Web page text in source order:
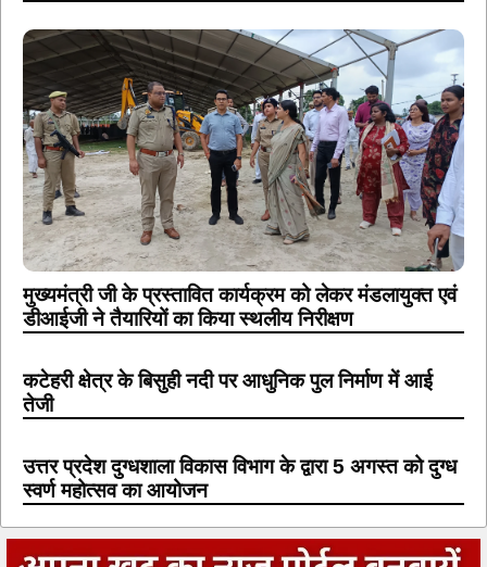
मुख्यमंत्री जी के प्रस्तावित कार्यक्रम को लेकर मंडलायुक्त एवं
डीआईजी ने तैयारियों का किया स्थलीय निरीक्षण
कटेहरी क्षेत्र के बिसुही नदी पर आधुनिक पुल निर्माण में आई
तेजी
उत्तर प्रदेश दुग्धशाला विकास विभाग के द्वारा 5 अगस्त को दुग्ध
स्वर्ण महोत्सव का आयोजन